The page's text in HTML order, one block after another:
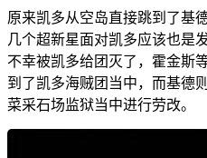
原来凯多从空岛直接跳到了基
几个超新星面对凯多应该也是
不幸被凯多给团灭了，霍金斯
到了凯多海贼团当中，而基德
菜采石场监狱当中进行劳改。